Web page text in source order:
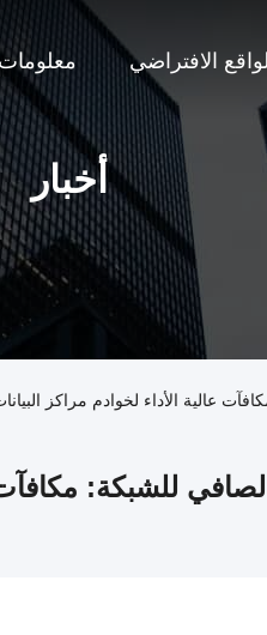
الافتراضي
أخبار
عالية الأداء لخوادم مراكز
للشبكة: مكافآت